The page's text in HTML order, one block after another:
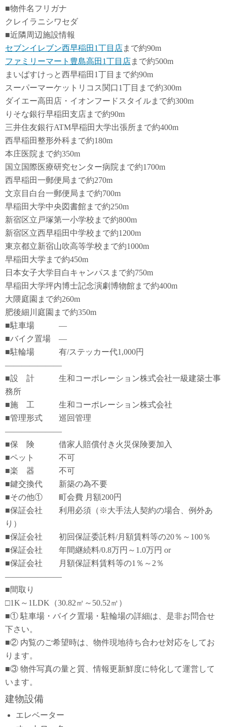
■物件名フリガナ
クレイラニシワセダ
■近隣周辺施設情報
セブンイレブン西早稲田1丁目店まで約90m
ファミリーマート豊島高田1丁目店まで約500m
まいばすけっと西早稲田1丁目まで約90m
スーパーマーケットリコス関口1丁目まで約300m
ダイエー高田店・イオンフードスタイルまで約300m
りそな銀行早稲田支店まで約90m
三井住友銀行ATM早稲田大学出張所まで約400m
西早稲田整形外科まで約180m
本庄医院まで約350m
国立国際医療研究センター病院まで約1700m
西早稲田一郵便局まで約270m
文京目白台一郵便局まで約700m
早稲田大学中央図書館まで約250m
新宿区立戸塚第一小学校まで約800m
新宿区立西早稲田中学校まで約1200m
東京都立新宿山吹高等学校まで約1000m
早稲田大学まで約450m
日本女子大学目白キャンパスまで約750m
早稲田大学坪内博士記念演劇博物館まで約400m
大隈庭園まで約260m
肥後細川庭園まで約350m
■駐車場 ―
■バイク置場 ―
■駐輪場 有/ステッカー代1,000円
―――――――
■設 計 生和コーポレーション株式会社一級建築士事
務所
■施 工 生和コーポレーション株式会社
■管理形式 巡回管理
―――――――
■保 険 借家人賠償付き火災保険要加入
■ペット 不可
■楽 器 不可
■鍵交換代 新築の為不要
■その他① 町会費 月額200円
■保証会社 利用必須（※大手法人契約の場合、例外あ
り）
■保証会社 初回保証委託料/月額賃料等の20％～100％
■保証会社 年間継続料/0.8万円～1.0万円 or
■保証会社 月額保証料賃料等の1％～2％
―――――――
■間取り
□1K～1LDK（30.82㎡～50.52㎡）
■① 駐車場・バイク置場・駐輪場の詳細は、是非お問合せ
下さい。
■② 内覧のご希望時は、物件現地待ち合わせ対応をしてお
ります。
■③ 物件写真の量と質、情報更新鮮度に特化して運営して
います。
建物設備
エレベーター